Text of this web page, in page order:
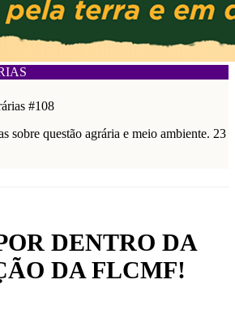
#108
sobre questão agrária e meio ambiente. 23
DENTRO DA
DA FLCMF!